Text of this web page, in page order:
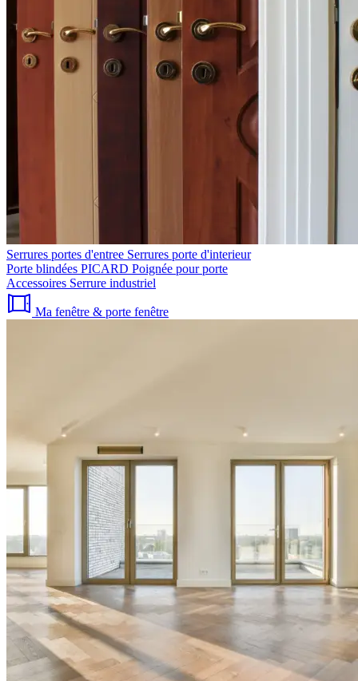
Serrures portes d'entree Serrures porte d'interieur
Porte blindées PICARD Poignée pour porte
Accessoires Serrure industriel
Ma fenêtre & porte fenêtre